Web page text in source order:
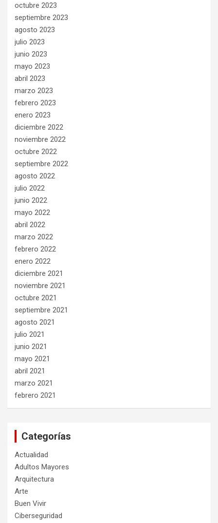
octubre 2023
septiembre 2023
agosto 2023
julio 2023
junio 2023
mayo 2023
abril 2023
marzo 2023
febrero 2023
enero 2023
diciembre 2022
noviembre 2022
octubre 2022
septiembre 2022
agosto 2022
julio 2022
junio 2022
mayo 2022
abril 2022
marzo 2022
febrero 2022
enero 2022
diciembre 2021
noviembre 2021
octubre 2021
septiembre 2021
agosto 2021
julio 2021
junio 2021
mayo 2021
abril 2021
marzo 2021
febrero 2021
Categorías
Actualidad
Adultos Mayores
Arquitectura
Arte
Buen Vivir
Ciberseguridad